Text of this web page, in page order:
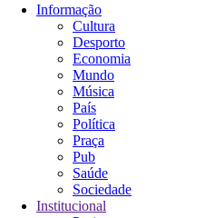
Navegação
principal
Informação
Cultura
Desporto
Economia
Mundo
Música
País
Política
Praça
Pub
Saúde
Sociedade
Institucional